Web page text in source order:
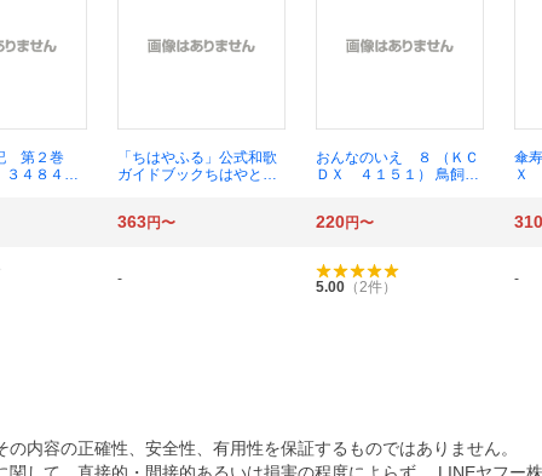
第２巻
４８４）
「ちはやふる」公式和歌
ガイドブックちはやと覚
末次由紀／漫画 あんの
おんなのいえ ８ （ＫＣ
ＤＸ ４１５１） 鳥飼茜
傘
Ｘ
363円〜 220円〜 310
- 5.00 （2件） -
内容の正確性、安全性、有用性を保証するものではありません。